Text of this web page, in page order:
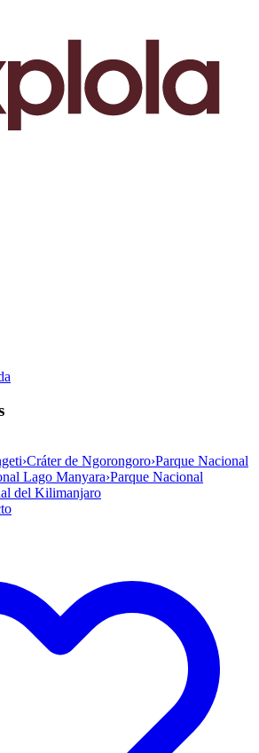
›Cráter de Ngorongoro›Parque Nacional
Lago Manyara›Parque Nacional
del Kilimanjaro